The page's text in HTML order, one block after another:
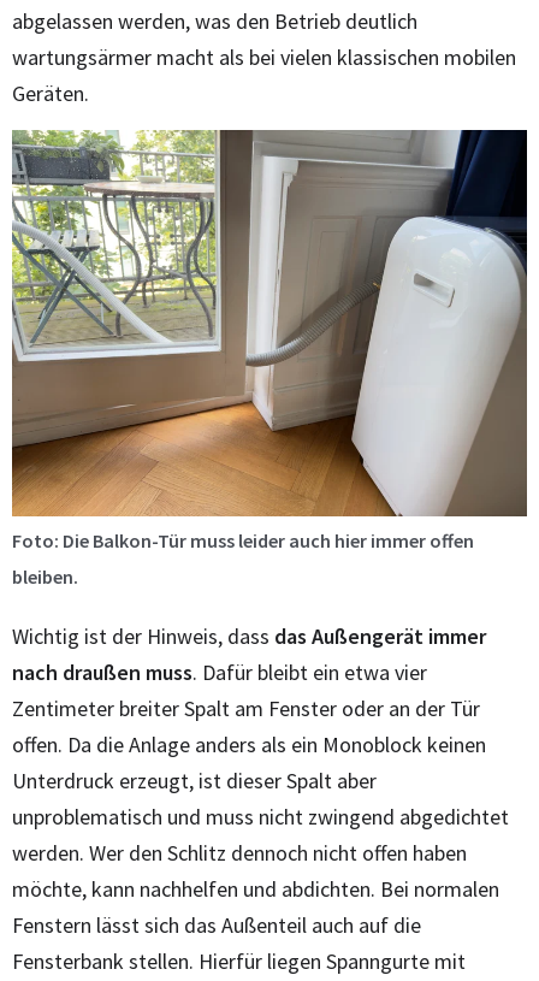
abgelassen werden, was den Betrieb deutlich
wartungsärmer macht als bei vielen klassischen mobilen
Geräten.
Foto: Die Balkon-Tür muss leider auch hier immer offen
bleiben.
Wichtig ist der Hinweis, dass das Außengerät immer
nach draußen muss. Dafür bleibt ein etwa vier
Zentimeter breiter Spalt am Fenster oder an der Tür
offen. Da die Anlage anders als ein Monoblock keinen
Unterdruck erzeugt, ist dieser Spalt aber
unproblematisch und muss nicht zwingend abgedichtet
werden. Wer den Schlitz dennoch nicht offen haben
möchte, kann nachhelfen und abdichten. Bei normalen
Fenstern lässt sich das Außenteil auch auf die
Fensterbank stellen. Hierfür liegen Spanngurte mit